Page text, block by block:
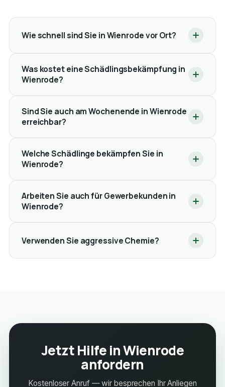
Wie schnell sind Sie in Wienrode vor Ort?
Was kostet eine Schädlingsbekämpfung in
Wienrode?
Sind Sie auch am Wochenende in Wienrode
erreichbar?
Welche Schädlinge bekämpfen Sie in
Wienrode?
Arbeiten Sie auch für Gewerbekunden in
Wienrode?
Verwenden Sie aggressive Chemie?
Jetzt Hilfe in Wienrode
anfordern
Kostenloser Anruf — wir besprechen Ihr Anliegen